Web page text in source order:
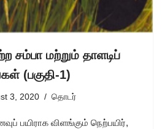
சம்பா மற்றும் தாளடிப்
(பகுதி-1)
3, 2020 தொடர்
பயிராக விளங்கும் நெற்பயிர்,